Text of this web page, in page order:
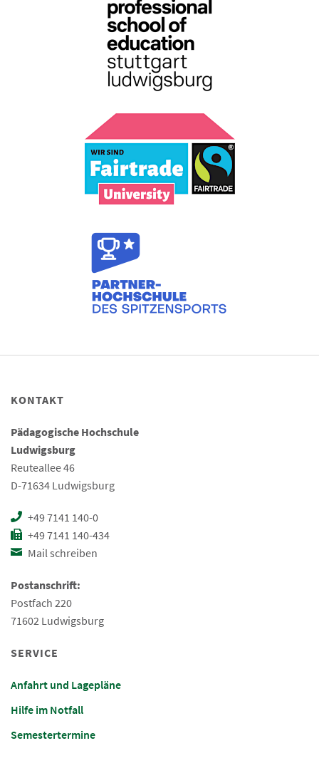
KONTAKT
Pädagogische Hochschule
Ludwigsburg
Reuteallee 46
D-71634 Ludwigsburg
+49 7141 140-0
+49 7141 140-434
Mail schreiben
Postanschrift:
Postfach 220
71602 Ludwigsburg
SERVICE
Anfahrt und Lagepläne
Hilfe im Notfall
Semestertermine